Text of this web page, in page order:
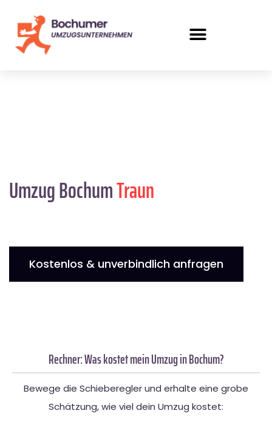
Umzug BochumTraun
Kostenlos & unverbindlich anfragen
Rechner: Was kostet mein Umzug in Bochum?
Bewege die Schieberegler und erhalte eine grobe
Schätzung, wie viel dein Umzug kostet: